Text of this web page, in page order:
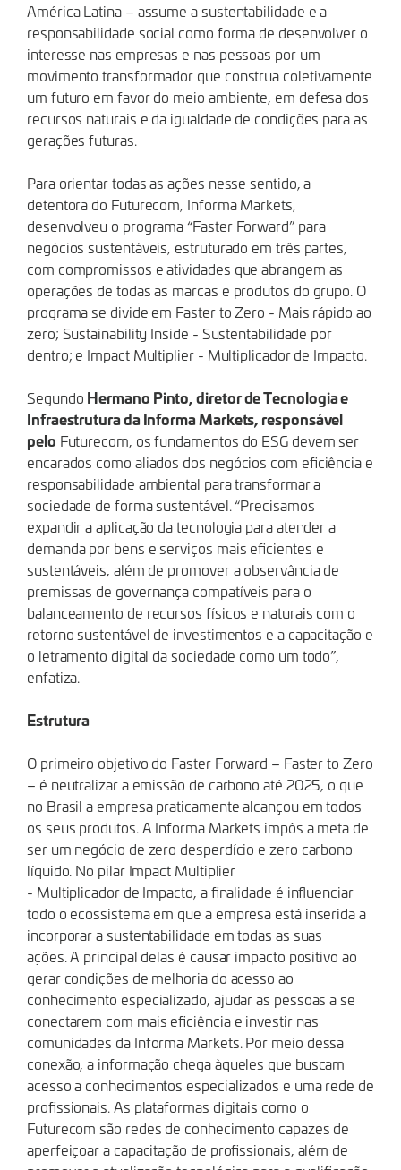
América Latina – assume a sustentabilidade e a
responsabilidade social como forma de desenvolver o
interesse nas empresas e nas pessoas por um
movimento transformador que construa coletivamente
um futuro em favor do meio ambiente, em defesa dos
recursos naturais e da igualdade de condições para as
gerações futuras.
Para orientar todas as ações nesse sentido, a
detentora do Futurecom, Informa Markets,
desenvolveu o programa “Faster Forward” para
negócios sustentáveis, estruturado em três partes,
com compromissos e atividades que abrangem as
operações de todas as marcas e produtos do grupo. O
programa se divide em Faster to Zero - Mais rápido ao
zero; Sustainability Inside - Sustentabilidade por
dentro; e Impact Multiplier - Multiplicador de Impacto.
Segundo Hermano Pinto, diretor de Tecnologia e
Infraestrutura da Informa Markets, responsável
pelo Futurecom, os fundamentos do ESG devem ser
encarados como aliados dos negócios com eficiência e
responsabilidade ambiental para transformar a
sociedade de forma sustentável. “Precisamos
expandir a aplicação da tecnologia para atender a
demanda por bens e serviços mais eficientes e
sustentáveis, além de promover a observância de
premissas de governança compatíveis para o
balanceamento de recursos físicos e naturais com o
retorno sustentável de investimentos e a capacitação e
o letramento digital da sociedade como um todo”,
enfatiza.
Estrutura
O primeiro objetivo do Faster Forward – Faster to Zero
– é neutralizar a emissão de carbono até 2025, o que
no Brasil a empresa praticamente alcançou em todos
os seus produtos. A Informa Markets impôs a meta de
ser um negócio de zero desperdício e zero carbono
líquido. No pilar Impact Multiplier
- Multiplicador de Impacto, a finalidade é influenciar
todo o ecossistema em que a empresa está inserida a
incorporar a sustentabilidade em todas as suas
ações. A principal delas é causar impacto positivo ao
gerar condições de melhoria do acesso ao
conhecimento especializado, ajudar as pessoas a se
conectarem com mais eficiência e investir nas
comunidades da Informa Markets. Por meio dessa
conexão, a informação chega àqueles que buscam
acesso a conhecimentos especializados e uma rede de
profissionais. As plataformas digitais como o
Futurecom são redes de conhecimento capazes de
aperfeiçoar a capacitação de profissionais, além de